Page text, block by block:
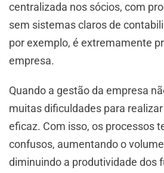
centralizada nos sócios, com
sem sistemas claros de
por exemplo, é extremamente
empresa.
Quando a gestão da empresa
muitas dificuldades para
eficaz. Com isso, os processos
confusos, aumentando o
diminuindo a produtividade dos